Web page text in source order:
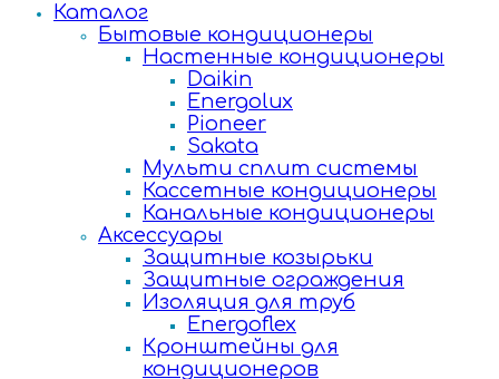
Каталог
Бытовые кондиционеры
Настенные кондиционеры
Daikin
Energolux
Pioneer
Sakata
Мульти сплит системы
Кассетные кондиционеры
Канальные кондиционеры
Аксессуары
Защитные козырьки
Защитные ограждения
Изоляция для труб
Energoflex
Кронштейны для
кондиционеров